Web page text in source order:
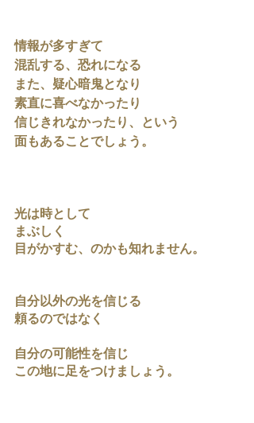
情報が多すぎて
混乱する、恐れになる
また、疑心暗鬼となり
素直に喜べなかったり
信じきれなかったり、という
面もあることでしょう。
光は時として
まぶしく
目がかすむ、のかも知れません。
自分以外の光を信じる
頼るのではなく
自分の可能性を信じ
この地に足をつけましょう。